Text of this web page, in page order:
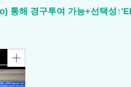
통해 경구투여 가능+선택성